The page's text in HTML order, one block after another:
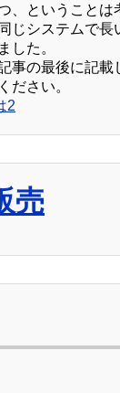
、ということは
じシステムで長
した。
事の最後に記載
ださい。
2
売